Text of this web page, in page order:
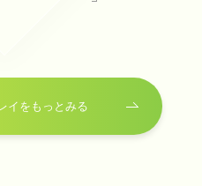
イをもっとみる